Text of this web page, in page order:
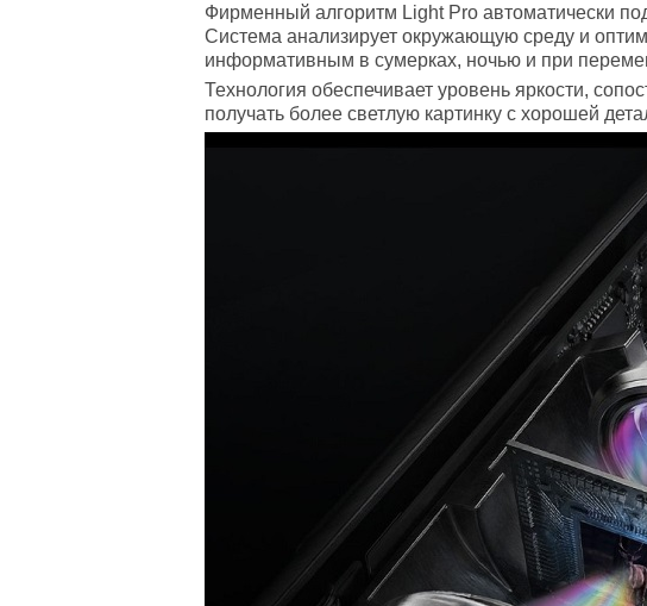
Фирменный алгоритм Light Pro автоматически
Система анализирует окружающую среду и
информативным в сумерках, ночью и при
Технология обеспечивает уровень яркости,
получать более светлую картинку с хорошей